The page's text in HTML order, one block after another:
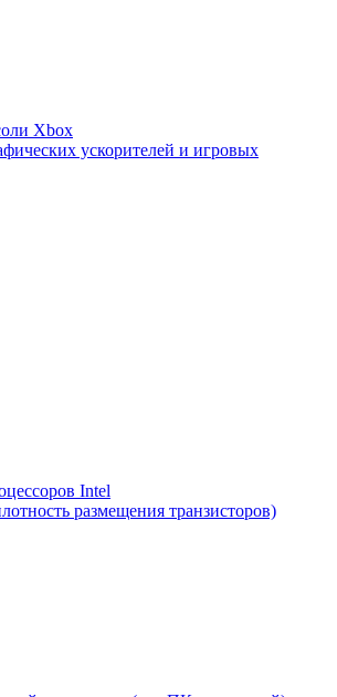
Xbox
ускорителей и игровых
Intel
размещения транзисторов)